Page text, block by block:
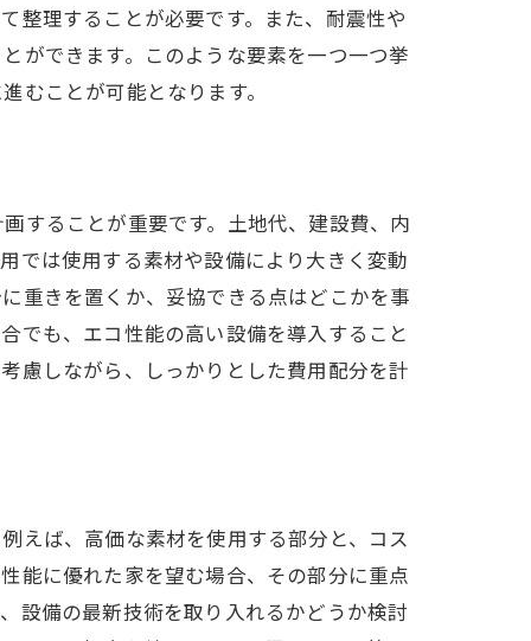
整理することが必要です。また、耐震性や
ができます。このような要素を一つ一つ挙
むことが可能となります。
することが重要です。土地代、建設費、内
では使用する素材や設備により大きく変動
重きを置くか、妥協できる点はどこかを事
でも、エコ性能の高い設備を導入すること
慮しながら、しっかりとした費用配分を計
えば、高価な素材を使用する部分と、コス
能に優れた家を望む場合、その部分に重点
設備の最新技術を取り入れるかどうか検討